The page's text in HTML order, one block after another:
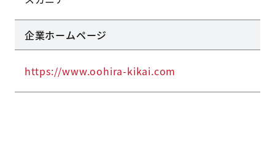
企業ホームページ
https://www.oohira-kikai.com